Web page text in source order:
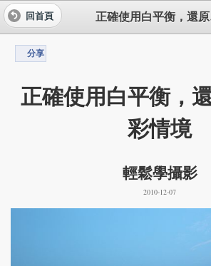
正
回首頁
分享
正確使用白平衡，
彩情境
輕鬆學攝影
2010-12-07